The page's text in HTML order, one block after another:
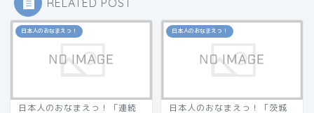
RELATED POST
日本人のおなまえっ！
日本人のおなまえっ！「連続
日本人のおなまえっ！
日本人のおなまえっ！「茨城